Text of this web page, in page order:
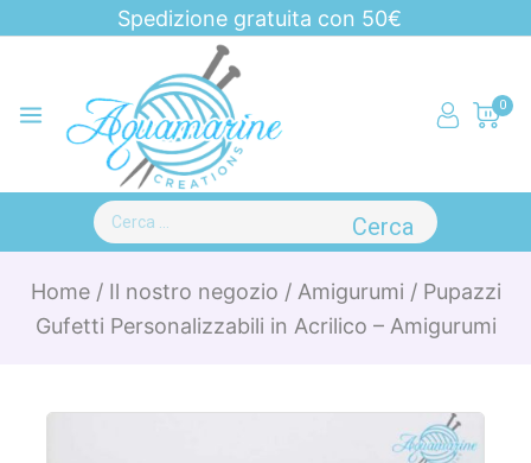
Spedizione gratuita con 50€
0
Home / Il nostro negozio / Amigurumi / Pupazzi
Gufetti Personalizzabili in Acrilico – Amigurumi